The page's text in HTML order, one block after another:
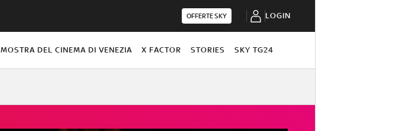
OFFERTE SKY LOGIN
MOSTRA DEL CINEMA DI VENEZIA X FACTOR STORIES SKY TG24